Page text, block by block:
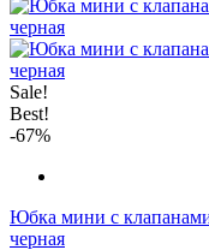
Sale!
Best!
-67%
Юбка мини с
черная